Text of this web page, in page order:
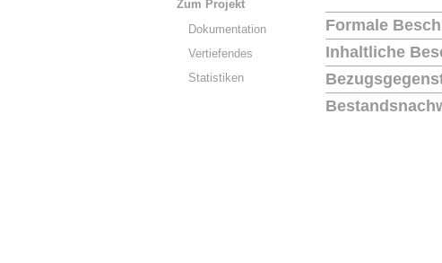
Zum Projekt
Dokumentation
Vertiefendes
Statistiken
Formale
Inhaltliche